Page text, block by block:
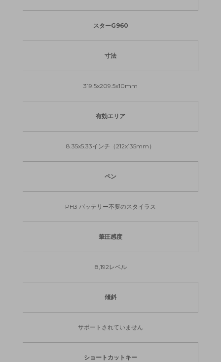
スターG960
寸法
319.5x209.5x10mm
有効エリア
8.35x5.33インチ（212x135mm）
ペン
PH3 バッテリー不要のスタイラス
筆圧感度
8,192レベル
傾斜
サポートされていません
ショートカットキー